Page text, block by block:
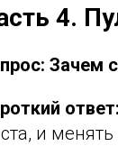
4.
Зачем
ответ:
и